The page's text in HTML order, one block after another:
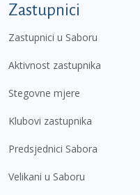
Zastupnici
Zastupnici u Saboru
Aktivnost zastupnika
Stegovne mjere
Klubovi zastupnika
Predsjednici Sabora
Velikani u Saboru